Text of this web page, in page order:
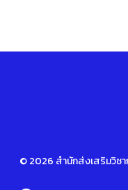
© 2026 สำนักส่งเสริมวิชา